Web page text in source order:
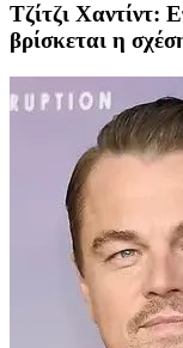
Τζίτζι Χαντίντ:
βρίσκεται η